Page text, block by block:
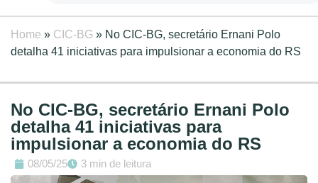
Home » CIC-BG » No CIC-BG, secretário Ernani Polo
detalha 41 iniciativas para impulsionar a economia do RS
No CIC-BG, secretário Ernani Polo
detalha 41 iniciativas para
impulsionar a economia do RS
08/05/25 3 min de leitura